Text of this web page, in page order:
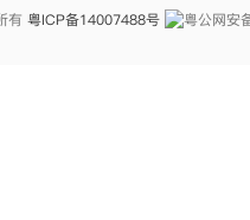
有 粤ICP备14007488号